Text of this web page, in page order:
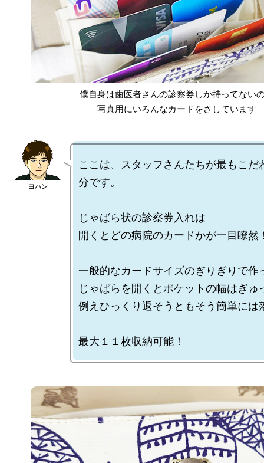
僕自身は歯医者さんの診察券しか持ってない
写真用にいろんなカードをさしています
ここは、スタッフさんたちが最もこだ
分です。
じゃばら状の診察券入れは
開くとどの病院のカードかが一目瞭然
一般的なカードサイズのぎりぎりで作
じゃばらを開くとポケットの幅はぎゅ
例えひっくり返そうともそう簡単には